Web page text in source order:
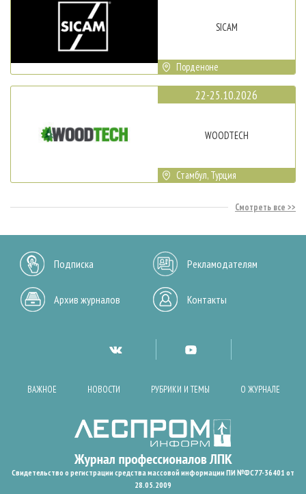
SICAM
Порденоне
22-25.10.2026
WOODTECH
Стамбул, Турция
Смотреть все
Подписка Рекламодателям
Архив журналов Контакты
ВАЖНОЕ НОВОСТИ РУБРИКИ И ТЕМЫ О ЖУРНАЛЕ
Свидетельство о регистрации средства массовой информации ПИ №ФС77-36401 от
28.05.2009